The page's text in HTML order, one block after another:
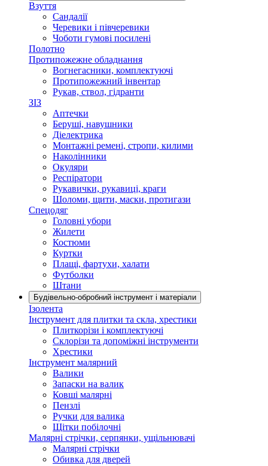
Взуття
Сандалії
Черевики і півчеревики
Чоботи гумові посилені
Полотно
Протипожежне обладнання
Вогнегасники, комплектуючі
Протипожежний інвентар
Рукав, ствол, гідранти
ЗІЗ
Аптечки
Беруші, навушники
Діелектрика
Монтажні ремені, стропи, килими
Наколінники
Окуляри
Респіратори
Рукавички, рукавиці, краги
Шоломи, щити, маски, протигази
Спецодяг
Головні убори
Жилети
Костюми
Куртки
Плащі, фартухи, халати
Футболки
Штани
Будівельно-обробний інструмент і матеріали
Ізолента
Інструмент для плитки та скла, хрестики
Плиткорізи і комплектуючі
Склорізи та допоміжні інструменти
Хрестики
Інструмент малярний
Валики
Запаски на валик
Ковші малярні
Пензлі
Ручки для валика
Щітки побілочні
Малярні стрічки, серпянки, ущільнювачі
Малярні стрічки
Обивка для дверей